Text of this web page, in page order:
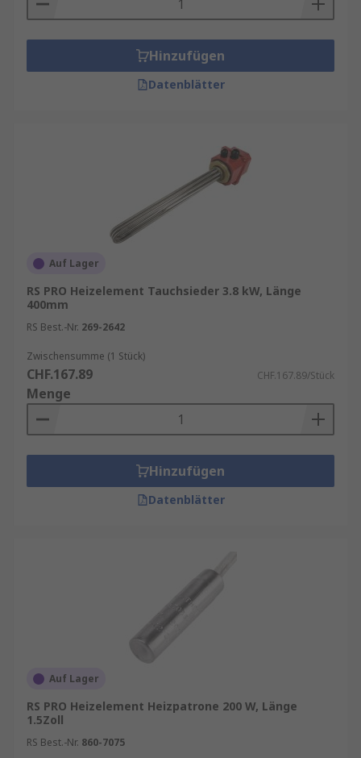
Hinzufügen
Datenblätter
Auf Lager
RS PRO Heizelement Tauchsieder 3.8 kW, Länge
400mm
RS Best.-Nr. 269-2642
Zwischensumme (1 Stück)
CHF.167.89 CHF.167.89/Stück
Menge
Hinzufügen
Datenblätter
Auf Lager
RS PRO Heizelement Heizpatrone 200 W, Länge
1.5Zoll
RS Best.-Nr. 860-7075